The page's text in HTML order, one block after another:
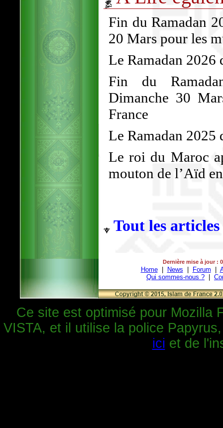
Fin du Ramadan
20 Mars pour les
Le Ramadan 2026
Fin du
Dimanche 30
France
Le Ramadan 2025
Le roi du Maroc
mouton de l’Aïd
Tout les articles
Dernière mise à jour :
Home| News Forum
Qui sommes-nous ?
Ce site est optimisé pour Mozilla
VISTA, et il utilise la police
ici et de